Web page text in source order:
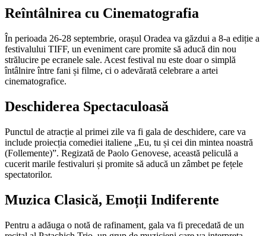
Reîntâlnirea cu Cinematografia
În perioada 26-28 septembrie, orașul Oradea va găzdui a 8-a ediție a
festivalului TIFF, un eveniment care promite să aducă din nou
strălucire pe ecranele sale. Acest festival nu este doar o simplă
întâlnire între fani și filme, ci o adevărată celebrare a artei
cinematografice.
Deschiderea Spectaculoasă
Punctul de atracție al primei zile va fi gala de deschidere, care va
include proiecția comediei italiene „Eu, tu și cei din mintea noastră
(Follemente)”. Regizată de Paolo Genovese, această peliculă a
cucerit marile festivaluri și promite să aducă un zâmbet pe fețele
spectatorilor.
Muzica Clasică, Emoții Indiferente
Pentru a adăuga o notă de rafinament, gala va fi precedată de un